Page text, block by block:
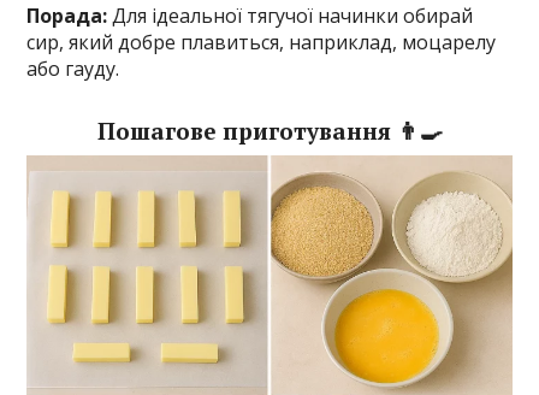
Порада:Для ідеальної тягучої начинки обирай
сир, який добре плавиться, наприклад, моцарелу
або гауду.
Пошагове приготування 👨‍🍳